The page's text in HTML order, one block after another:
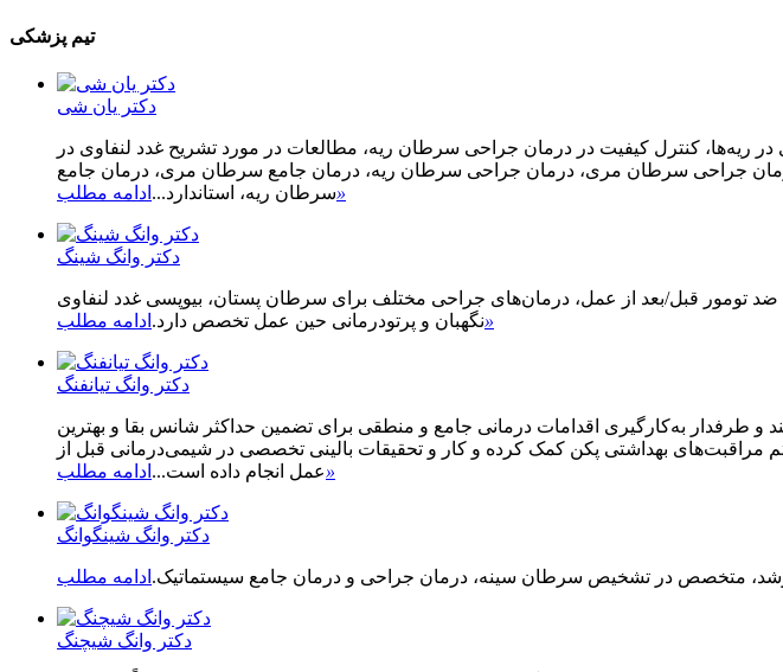
تیم پزشکی
دکتر یان شی
کنترل کیفیت در درمان جراحی سرطان ریه، مطالعات در مورد تشریح غدد لنفاوی در
جراحی سرطان مری، درمان جراحی سرطان ریه، درمان جامع سرطان مری، درمان جامع
سرطان ریه، استاندارد... ادامه مطلب »
دکتر وانگ شینگ
تومور قبل/بعد از عمل، درمان‌های جراحی مختلف برای سرطان پستان، بیوپسی غدد لنفاوی
نگهبان و پرتودرمانی حین عمل تخصص دارد. ادامه مطلب »
دکتر وانگ تیانفنگ
و طرفدار به‌کارگیری اقدامات درمانی جامع و منطقی برای تضمین حداکثر شانس بقا و بهترین
مراقبت‌های بهداشتی پکن کمک کرده و کار و تحقیقات بالینی تخصصی در شیمی‌درمانی قبل از
عمل انجام داده است... ادامه مطلب »
دکتر وانگ شینگوانگ
متخصص در تشخیص سرطان سینه، درمان جراحی و درمان جامع سیستماتیک. ادامه مطلب
دکتر وانگ شیچنگ